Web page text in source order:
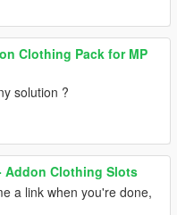
Clothing Pack for MP
solution ?
Addon Clothing Slots
a link when you're done,